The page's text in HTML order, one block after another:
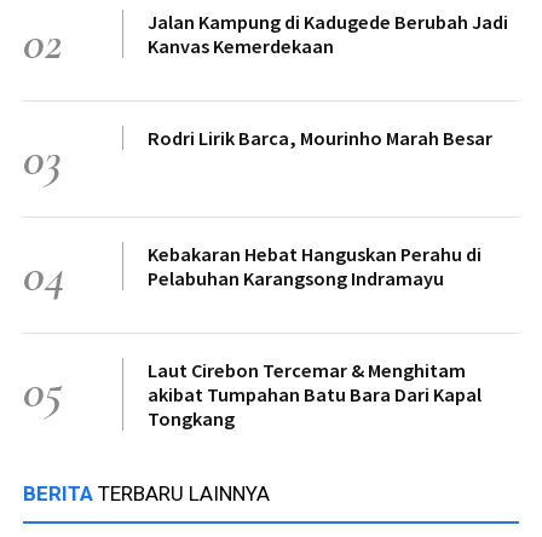
02
Jalan Kampung di Kadugede Berubah Jadi
Kanvas Kemerdekaan
03 Rodri Lirik Barca, Mourinho Marah Besar
04
Kebakaran Hebat Hanguskan Perahu di
Pelabuhan Karangsong Indramayu
05
Laut Cirebon Tercemar & Menghitam
akibat Tumpahan Batu Bara Dari Kapal
Tongkang
BERITA TERBARU LAINNYA